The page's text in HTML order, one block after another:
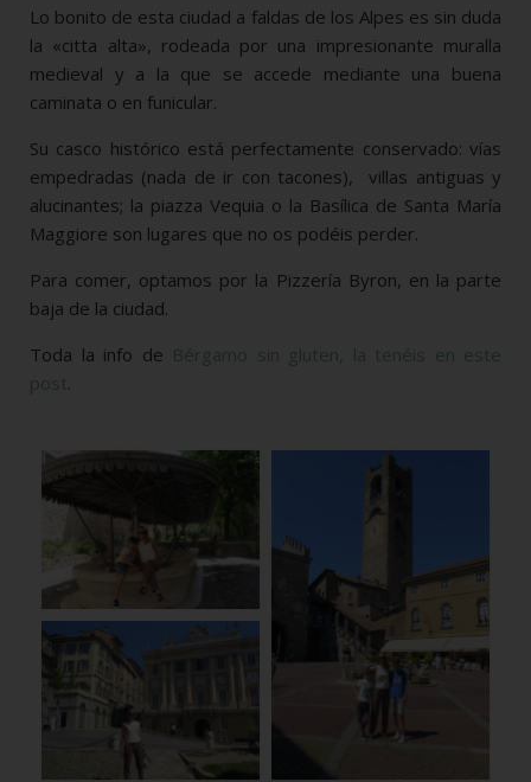
Lo bonito de esta ciudad a faldas de los Alpes es sin duda
la «citta alta», rodeada por una impresionante muralla
medieval y a la que se accede mediante una buena
caminata o en funicular.
Su casco histórico está perfectamente conservado: vías
empedradas (nada de ir con tacones), villas antiguas y
alucinantes; la piazza Vequia o la Basílica de Santa María
Maggiore son lugares que no os podéis perder.
Para comer, optamos por la Pizzería Byron, en la parte
baja de la ciudad.
Toda la info de Bérgamo sin gluten, la tenéis en este
post.